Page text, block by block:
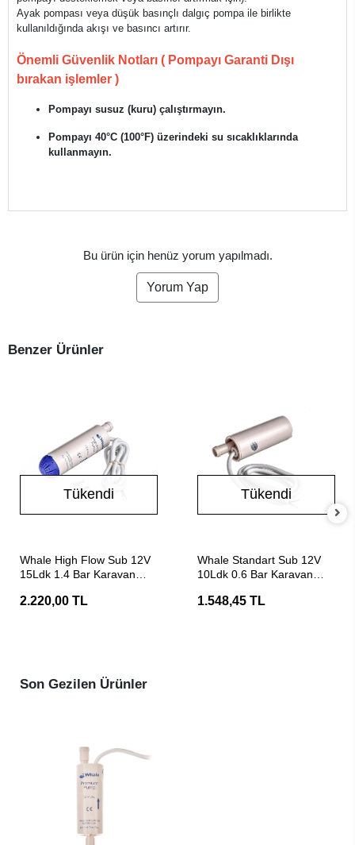
Ayak pompası veya düşük basınçlı dalgıç pompa ile birlikte
kullanıldığında akışı ve basıncı artırır.
Önemli Güvenlik Notları ( Pompayı Garanti Dışı
bırakan işlemler )
Pompayı susuz (kuru) çalıştırmayın.
Pompayı 40°C (100°F) üzerindeki su sıcaklıklarında
kullanmayın.
Bu ürün için henüz yorum yapılmadı.
Yorum Yap
Benzer Ürünler
Tükendi
Whale High Flow Sub 12V
15Ldk 1.4 Bar Karavan
2.220,00 TL
Tükendi
Whale Standart Sub 12V
10Ldk 0.6 Bar Karavan
1.548,45 TL
Son Gezilen Ürünler